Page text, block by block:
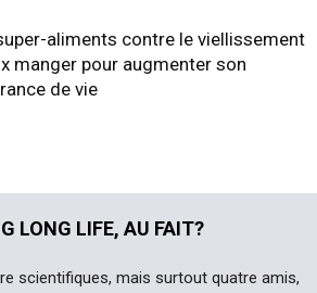
aliments contre le viellissement :
manger pour augmenter son
de vie
LONG LIFE, AU FAIT?
scientifiques, mais surtout quatre amis,